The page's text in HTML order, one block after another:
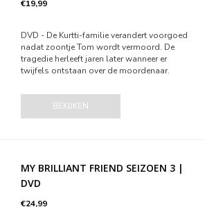
€19,99
DVD - De Kurtti-familie verandert voorgoed
nadat zoontje Tom wordt vermoord. De
tragedie herleeft jaren later wanneer er
twijfels ontstaan over de moordenaar.
BEKIJKEN
MY BRILLIANT FRIEND SEIZOEN 3 |
DVD
€24,99